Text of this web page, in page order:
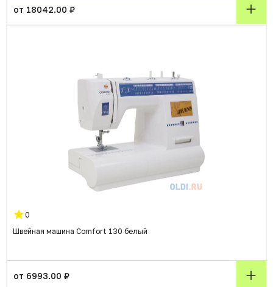
от 18042.00 ₽
0
Швейная машина Comfort 130 белый
от 6993.00 ₽